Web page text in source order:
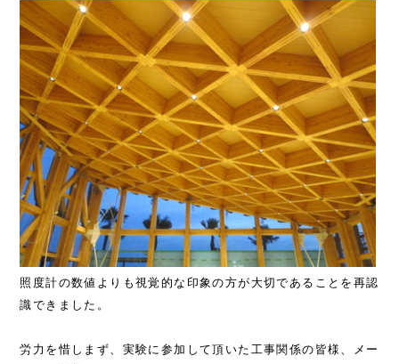
照度計の数値よりも視覚的な印象の方が大切であることを再認
識できました。
労力を惜しまず、実験に参加して頂いた工事関係の皆様、メー